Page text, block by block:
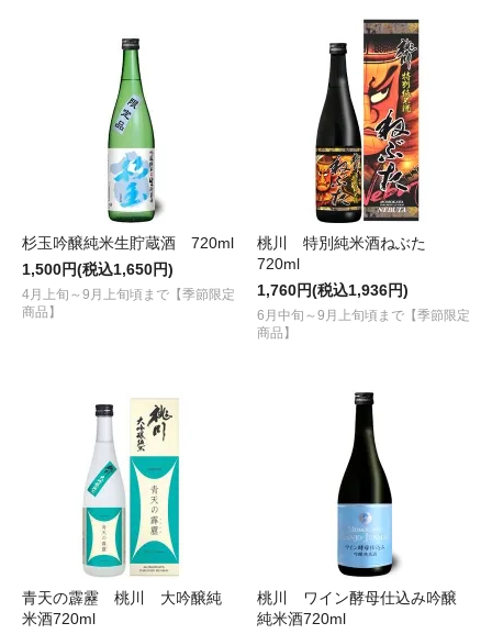
杉玉吟醸純米生貯蔵酒 720ml
1,500円(税込1,650円)
4月上旬～9月上旬頃まで【季節限定
商品】
桃川 特別純米酒ねぶた
720ml
1,760円(税込1,936円)
6月中旬～9月上旬頃まで【季節限定
商品】
青天の霹靂 桃川 大吟醸純
米酒720ml
桃川 ワイン酵母仕込み吟醸
純米酒720ml